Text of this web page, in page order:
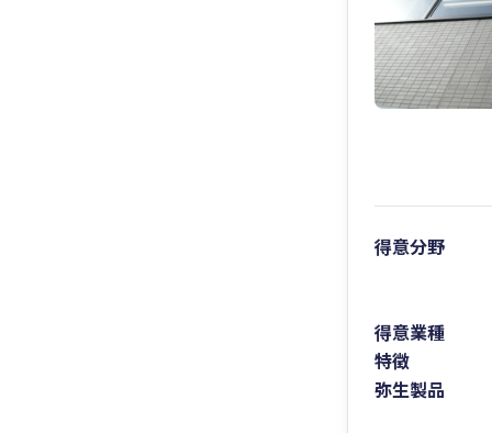
得意分野
得意業種
特徴
弥生製品